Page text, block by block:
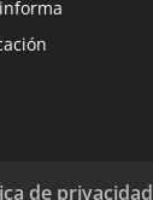
de privacidad